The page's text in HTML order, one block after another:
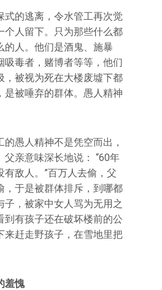
式的逃离，令水管工再次觉
个人留下。只为那些什么都
的人。他们是酒鬼、施暴
吸毒者，赌博者等等，他们
，被视为死在大楼废墟下都
是被唾弃的群体。愚人精神
愚人精神不是凭空而出，
父亲意味深长地说： “60年
有敌人。”百万人去偷，父
，于是被群体排斥，到哪都
子，被家中女人骂为无用之
到有孩子还在破坏楼前的公
来赶走野孩子，在雪地里把
羞愧